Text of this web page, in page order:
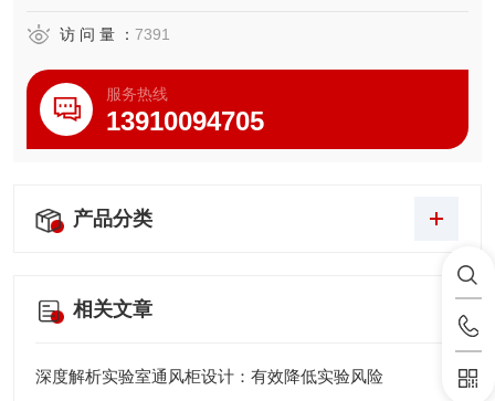
访 问 量 ： 7391
服务热线
13910094705
产品分类
相关文章
深度解析实验室通风柜设计：有效降低实验风险